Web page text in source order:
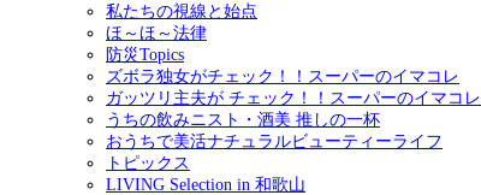
私たちの視線と始点
ほ～ほ～法律
防災Topics
ズボラ独女がチェック！！スーパーのイマコレ
ガッツリ主夫が チェック！！スーパーのイマコレ
うちの飲みニスト・酒美 推しの一杯
おうちで美活ナチュラルビューティーライフ
トピックス
LIVING Selection in 和歌山